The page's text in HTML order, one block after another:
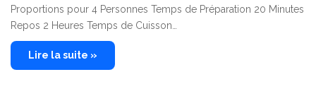
Proportions pour 4 Personnes Temps de Préparation 20 Minutes
Repos 2 Heures Temps de Cuisson…
Lire la suite »